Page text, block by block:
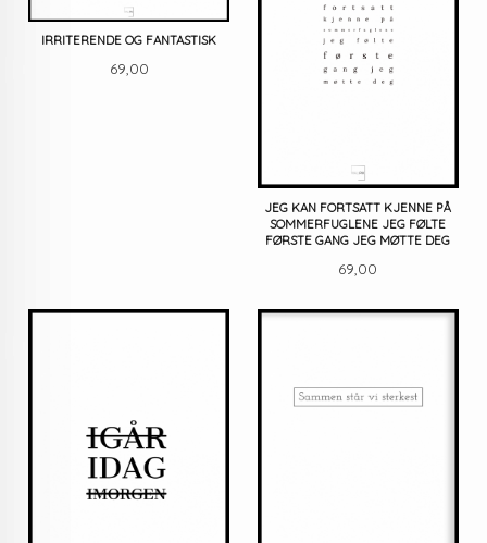
IRRITERENDE OG FANTASTISK
Pris
69,00
JEG KAN FORTSATT KJENNE PÅ
SOMMERFUGLENE JEG FØLTE
FØRSTE GANG JEG MØTTE DEG
Pris
69,00